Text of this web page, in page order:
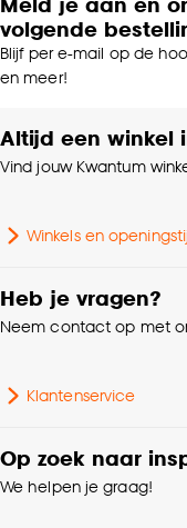
volgende
Blijf per e-mail op de
en meer!
Altijd een winkel
Vind jouw Kwantum
Winkels en
Heb je vragen?
Neem contact op met
Klantenservice
Op zoek naar
We helpen je graag!